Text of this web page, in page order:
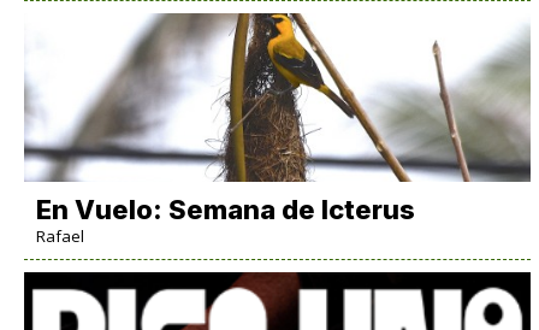
En Vuelo: Semana de Icterus
Rafael